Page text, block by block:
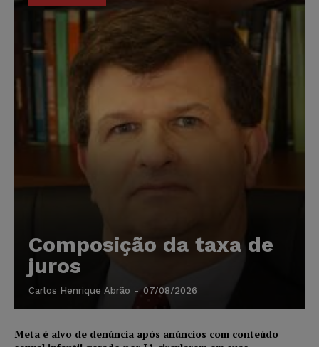
Composição da taxa de
juros
Carlos Henrique Abrão - 07/08/2026
Meta é alvo de denúncia após anúncios com conteúdo